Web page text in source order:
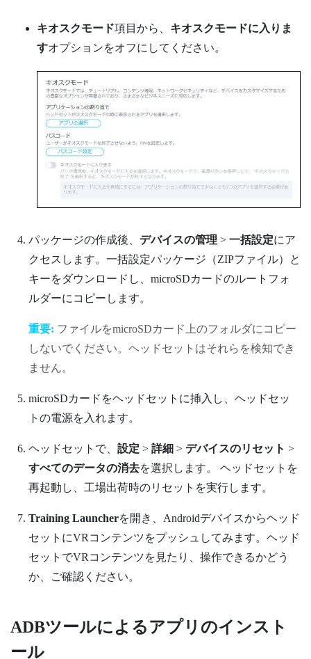
キオスクモード項目から、 キオスクモードに入りま
すオプションをオフにしてください。
パッケージの作成後、 デバイスの管理 > 一括設定にア
クセスします。一括設定パッケージ（ZIPファイル）と
キーをダウンロードし、 microSDカードのルートフォ
ルダーにコピーします。
重要: ファイルをmicroSDカード上のフォルダにコピー
しないでください。ヘッドセットはそれらを検知でき
ません。
microSDカードをヘッドセットに挿入し、ヘッドセッ
トの電源を入れます。
ヘッドセットで、 設定 > 詳細 > デバイスのリセット >
すべてのデータの消去を選択します。 ヘッドセットを
再起動し、工場出荷時のリセットを実行します。
Training Launcherを開き、 Androidデバイスからヘッド
セットにVRコンテンツをプッシュしてみます。ヘッド
セットでVRコンテンツを見たり、操作できるかどう
か、ご確認ください。
ADBツールによるアプリのインスト
ール